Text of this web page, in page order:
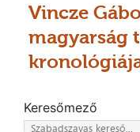
Vincze
magyarság
Keresőmező